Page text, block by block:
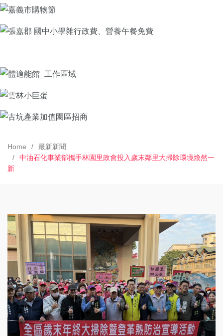
Home
最新新聞
中油石化事業部攜手林園里政會投入歲末鄰里大掃除環境煥然一
新